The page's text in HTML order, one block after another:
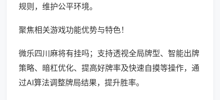
规则，维护公平环境。
聚焦相关游戏功能优势与特色！
微乐四川麻将有挂吗；支持透视全局牌型、智能出牌
策略、暗杠优化、提高好牌率及快速自摸等操作，通
过AI算法调整牌局结果，提升胜率。